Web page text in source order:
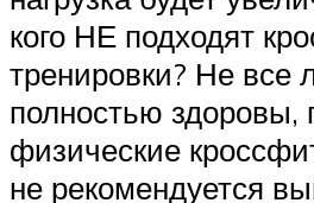
кого НЕ подходят
тренировки? Не все
полностью здоровы,
физические
не рекомендуется